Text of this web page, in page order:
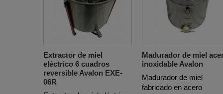
Extractor de miel
eléctrico 6 cuadros
reversible Avalon EXE-
06R
Madurador de miel
inoxidable Avalon
Madurador de miel
fabricado en acero